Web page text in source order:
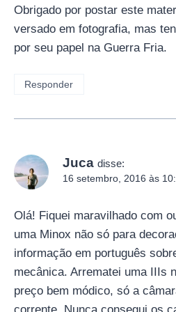
Obrigado por postar este
versado em fotografia, mas
por seu papel na Guerra Fria.
Responder
Juca disse:
16 setembro, 2016 às
Olá! Fiquei maravilhado com
uma Minox não só para
informação em português
mecânica. Arrematei uma IIIs
preço bem módico, só a